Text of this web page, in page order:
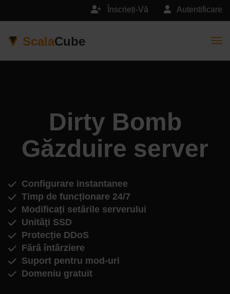
Autentificare
Înscrieți-Vă
ScalaCube
Dirty Bomb
Găzduire server
Configurare instantanee
Timp de funcționare 24/7
Modificați setările serverului
Unități SSD
Protecție DDoS
Fără întârziere
Suport pentru mod-uri
Domeniu gratuit